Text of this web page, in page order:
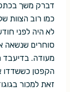
דברק משך
כמו רוב הצוות
לא היה לפני
סוחרים שנשאה
מעודה. בדיעבד
הקפטן כששדדו
זאת למכור